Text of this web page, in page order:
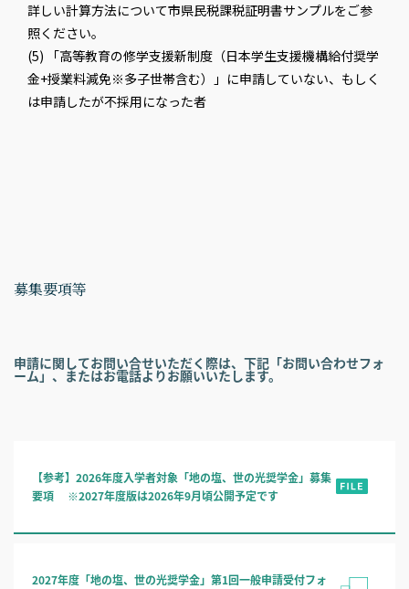
詳しい計算方法について市県民税課税証明書サンプルをご参
照ください。
(5) 「高等教育の修学支援新制度（日本学生支援機構給付奨学
金+授業料減免※多子世帯含む）」に申請していない、もしく
は申請したが不採用になった者
募集要項等
申請に関してお問い合せいただく際は、下記「お問い合わせフォ
ーム」、またはお電話よりお願いいたします。
【参考】2026年度入学者対象「地の塩、世の光奨学金」募集
要項 ※2027年度版は2026年9月頃公開予定です
2027年度「地の塩、世の光奨学金」第1回一般申請受付フォ